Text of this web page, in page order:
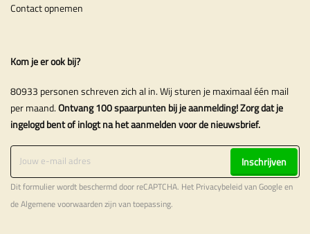
Contact opnemen
Kom je er ook bij?
80933 personen schreven zich al in. Wij sturen je maximaal één mail
per maand.Ontvang 100 spaarpunten bij je aanmelding! Zorg dat je
ingelogd bent of inlogt na het aanmelden voor de nieuwsbrief.
Inschrijven
Dit formulier wordt beschermd door reCAPTCHA. Het Privacybeleidvan Google en
deAlgemene voorwaardenzijn van toepassing.